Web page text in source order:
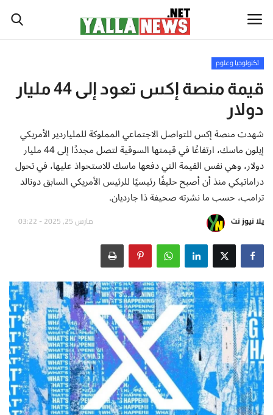
أخبار العالم
أخبار الوطن العربي
سياسة واقتصاد
رياضة
ثقافة وفن
تكنولوجيا وعلوم
صحة ولياقة
أطباق من المطابخ العربية
سياحة وسفر
منوعات عامة
جاليري الفن التشكيلي
تكنولوجيا وعلوم
قيمة منصة إكس تعود إلى 44 مليار
دولار
شهدت منصة إكس للتواصل الاجتماعي المملوكة للملياردير الأمريكي
إيلون ماسك، ارتفاعًا في قيمتها السوقية لتصل مجددًا إلى 44 مليار
دولار، وهي نفس القيمة التي دفعها ماسك للاستحواذ عليها، في تحول
دراماتيكي منذ أن أصبح حليفًا رئيسيًا للرئيس الأمريكي السابق دونالد
ترامب، حسب ما نشرته صحيفة ذا جارديان.
يلا نيوز نت مارس 25, 2025 - 03:22